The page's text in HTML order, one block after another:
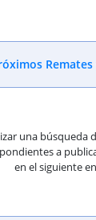
una búsqueda
a
en el siguiente